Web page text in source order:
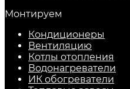
Монтируем
Кондиционеры
Вентиляцию
Котлы отопления
Водонагреватели
ИК обогреватели